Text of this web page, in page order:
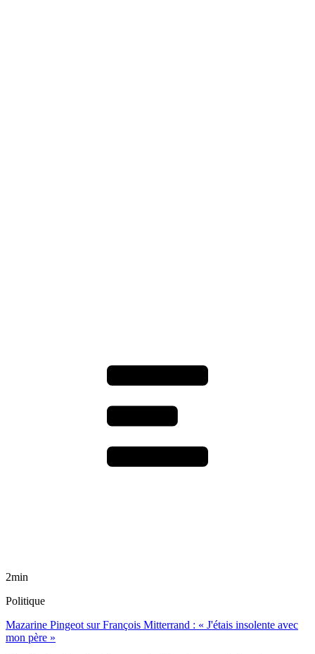
2min
Politique
Mazarine Pingeot sur François Mitterrand : « J'étais insolente avec
mon père »